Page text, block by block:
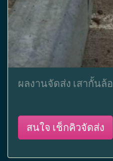
ผลงานจัดส่ง เสากั้นล้อ
สนใจ เช็กคิวจัดส่ง